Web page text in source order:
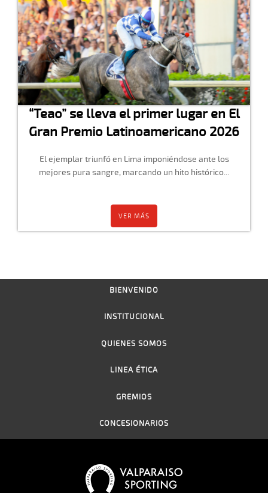
“Teao” se lleva el primer lugar en El
Gran Premio Latinoamericano 2026
El ejemplar triunfó en Lima imponiéndose ante los
mejores pura sangre, marcando un hito histórico...
VER MÁS
BIENVENIDO
INSTITUCIONAL
QUIENES SOMOS
LINEA ÉTICA
GREMIOS
CONCESIONARIOS